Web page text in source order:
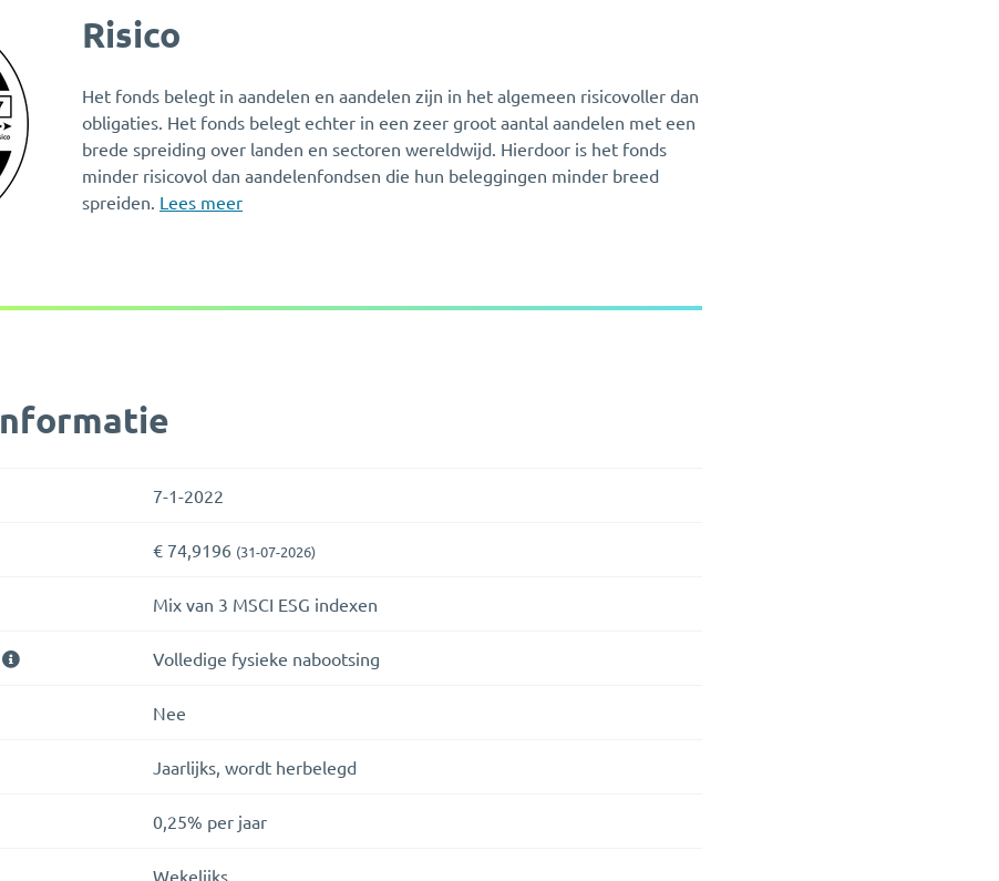
Risico
Het fonds belegt in aandelen en aandelen zijn in het algemeen risicovoller dan
obligaties. Het fonds belegt echter in een zeer groot aantal aandelen met een
brede spreiding over landen en sectoren wereldwijd. Hierdoor is het fonds
minder risicovol dan aandelenfondsen die hun beleggingen minder breed
spreiden. Lees meer
7-1-2022
€ 74,9196 (31-07-2026)
Mix van 3 MSCI ESG indexen
Volledige fysieke nabootsing
Nee
Jaarlijks, wordt herbelegd
0,25% per jaar
Wekelijks